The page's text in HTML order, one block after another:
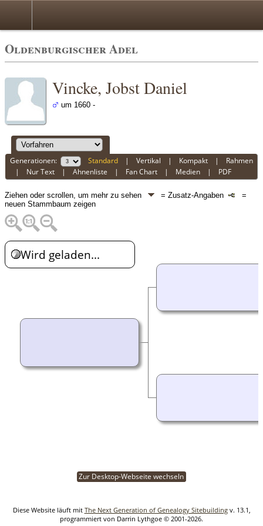
Oldenburgischer Adel
Vincke, Jobst Daniel
um 1660 -
Generationen: Standard |Vertikal | Kompakt | Rahmen
| Nur Text |Ahnenliste | Fan Chart | Medien | PDF
Ziehen oder scrollen, um mehr zu sehen = Zusatz-Angaben
=
neuen Stammbaum zeigen
Wird geladen...
Zur Desktop-Webseite wechseln
Diese Website läuft mit The Next Generation of Genealogy Sitebuildingv. 13.1,
programmiert von Darrin Lythgoe © 2001-2026.